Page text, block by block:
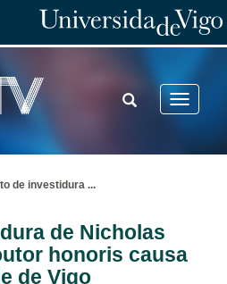
Toggle
TOGGLE
SEARCH
de investidura ...
de Nicholas
honoris causa
de Vigo